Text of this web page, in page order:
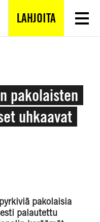
LAHJOITA
pakolaisten
uhkaavat
pakolaisia
palautettu